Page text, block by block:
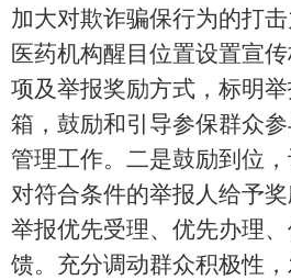
加大对欺诈骗保行为的打
医药机构醒目位置设置宣
项及举报奖励方式，标明
箱，鼓励和引导参保群众
管理工作。二是鼓励到位
对符合条件的举报人给予
举报优先受理、优先办理
馈。充分调动群众积极性